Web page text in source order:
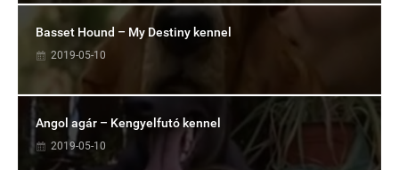
Basset Hound – My Destiny kennel
2019-05-10
Angol agár – Kengyelfutó kennel
2019-05-10